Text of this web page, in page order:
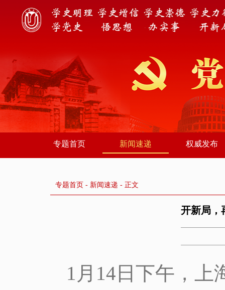
专题首页 新闻速递 权威发布
专题首页 - 新闻速递 - 正文
开新局，
1月14日下午，上